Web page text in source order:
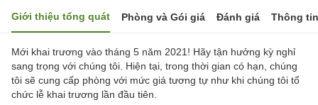
Giới thiệu tổng quát Phòng và Gói giá Đánh giá Thông
Mới khai trương vào tháng 5 năm 2021! Hãy tận hưởng kỳ nghỉ
sang trọng với chúng tôi. Hiện tại, trong thời gian có hạn, chúng
tôi sẽ cung cấp phòng với mức giá tương tự như khi chúng tôi tổ
chức lễ khai trương lần đầu tiên.